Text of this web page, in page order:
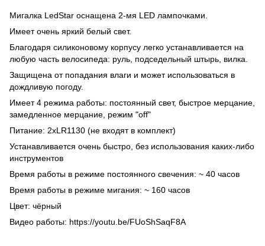
Мигалка LedStar оснащена 2-мя LED лампочками.
Имеет очень яркий белый свет.
Благодаря силиконовому корпусу легко устанавливается на
любую часть велосипеда: руль, подседельный штырь, вилка.
Защищена от попадания влаги и может использоваться в
дождливую погоду.
Имеет 4 режима работы: постоянный свет, быстрое мерцание,
замедленное мерцание, режим "off"
Питание: 2хLR1130 (не входят в комплект)
Устанавливается очень быстро, без использования каких-либо
инструментов
Время работы в режиме постоянного свечения: ~ 40 часов
Время работы в режиме мигания: ~ 160 часов
Цвет: чёрный
Видео работы: https://youtu.be/FUoShSaqF8A